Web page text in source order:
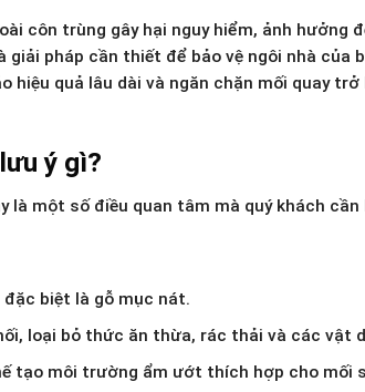
côn trùng gây hại nguy hiểm, ảnh hưởng
pháp cần thiết để bảo vệ ngôi nhà của
hiệu quả lâu dài và ngăn chặn mối quay
ý gì?
là một số điều quan tâm mà quý khách cần
biệt là gỗ mục nát.
loại bỏ thức ăn thừa, rác thải và các vật
tạo môi trường ẩm ướt thích hợp cho mối